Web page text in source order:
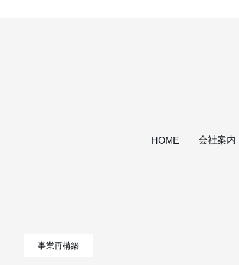
HOME 会社案内
事業再構築